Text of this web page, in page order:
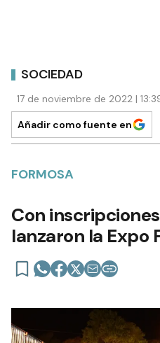
SOCIEDAD
17 de noviembre de 2022 |
Añadir como fuente en
FORMOSA
Con
lanzaron la Expo